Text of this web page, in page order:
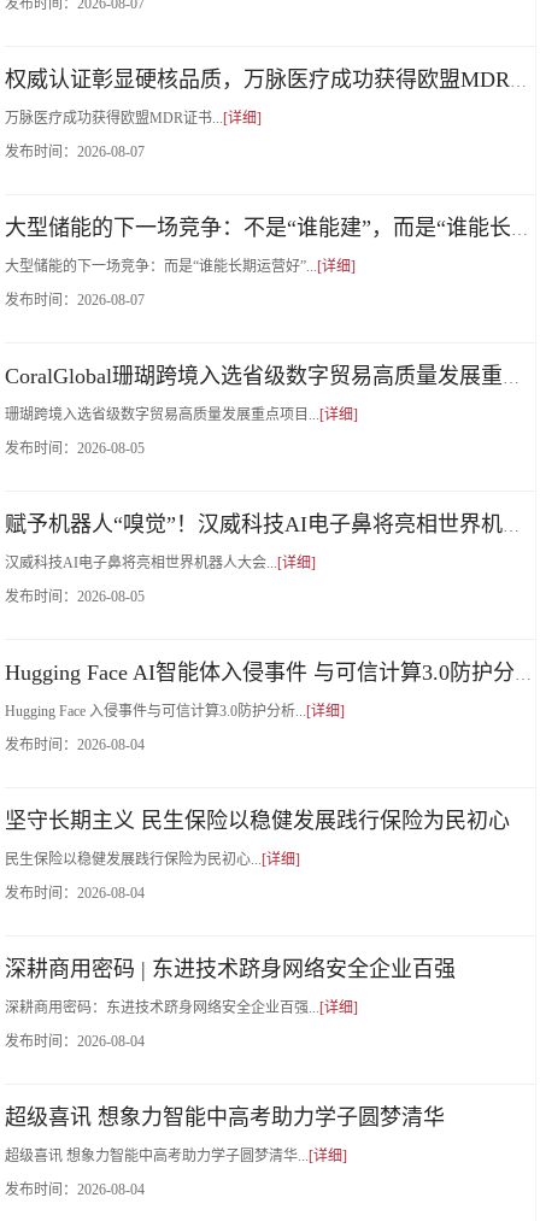
发布时间：2026-08-07
万脉医疗成功获得欧盟MDR证书...[详细]
发布时间：2026-08-07
大型储能的下一场竞争：而是“谁能长期运营好”...[详细]
发布时间：2026-08-07
珊瑚跨境入选省级数字贸易高质量发展重点项目...[详细]
发布时间：2026-08-05
汉威科技AI电子鼻将亮相世界机器人大会...[详细]
发布时间：2026-08-05
Hugging Face 入侵事件与可信计算3.0防护分析...[详细]
发布时间：2026-08-04
坚守长期主义 民生保险以稳健发展践行保险为民初心
民生保险以稳健发展践行保险为民初心...[详细]
发布时间：2026-08-04
深耕商用密码 | 东进技术跻身网络安全企业百强
深耕商用密码：东进技术跻身网络安全企业百强...[详细]
发布时间：2026-08-04
超级喜讯 想象力智能中高考助力学子圆梦清华
超级喜讯 想象力智能中高考助力学子圆梦清华...[详细]
发布时间：2026-08-04